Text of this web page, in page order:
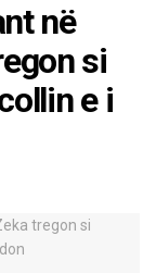
në
si
e i